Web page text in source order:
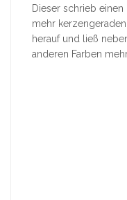
Dieser schrieb
mehr
herauf und ließ
anderen Farben